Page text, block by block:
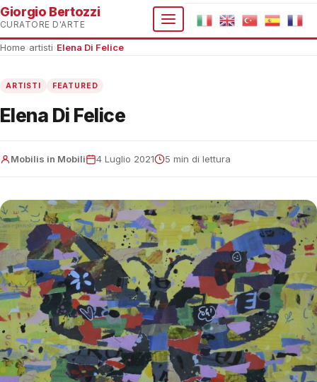
Giorgio Bertozzi
CURATORE D'ARTE
Home artisti Elena Di Felice
ARTISTI FEATURED
Elena Di Felice
Mobilis in Mobili 4 Luglio 2021 5 min di lettura